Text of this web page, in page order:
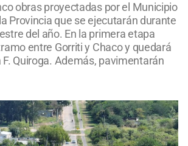
obras proyectadas por el Municipio
Provincia que se ejecutarán durante
del año. En la primera etapa
entre Gorriti y Chaco y quedará
Quiroga. Además, pavimentarán